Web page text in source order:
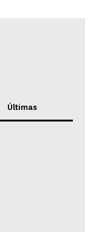
Últimas